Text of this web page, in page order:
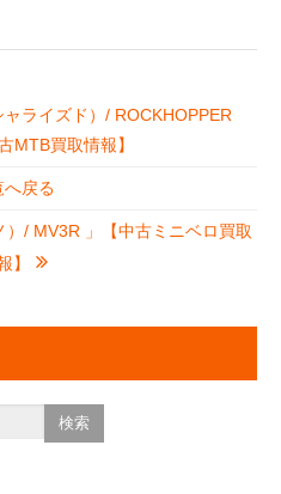
ャライズド）/ ROCKHOPPER
MTB買取情報】
へ戻る
）/ MV3R 」【中古ミニベロ買取
】